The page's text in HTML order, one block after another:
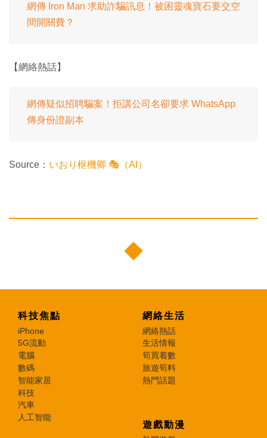
網傳 Iron Man 求助詐騙訊息！被困靈魂寶石要交空
間開關費？
【網絡熱話】
網傳疑似招聘騙案！拒講公司名卻要求 WhatsApp
傳身份證副本
Source： いおり枢機卿 🎭（AI）
科技焦點
iPhone
5G流動
電腦
數碼
智能家居
科技
汽車
人工智能
網絡生活
網絡熱話
生活情報
筍買着數
旅遊筍料
熱門話題
遊戲動漫